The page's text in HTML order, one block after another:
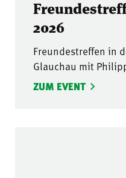
2026
Freundestreffen in
Glauchau mit
ZUM EVENT